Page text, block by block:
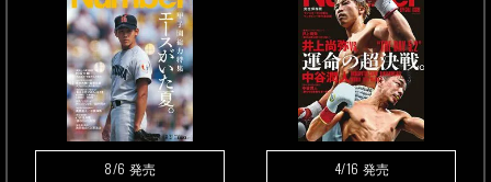
8/6 発売 4/16 発売